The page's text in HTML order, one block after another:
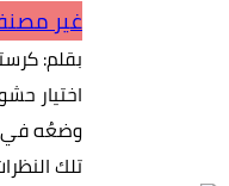
غير
بقلم:
اختيار
وضعُه في
تلك